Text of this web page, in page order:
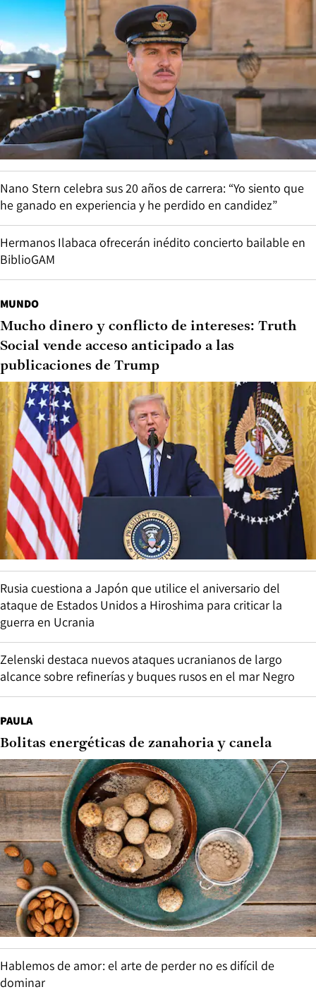
Nano Stern celebra sus 20 años de carrera: “Yo siento que
he ganado en experiencia y he perdido en candidez”
Hermanos Ilabaca ofrecerán inédito concierto bailable en
BiblioGAM
MUNDO
Mucho dinero y conflicto de intereses: Truth
Social vende acceso anticipado a las
publicaciones de Trump
Rusia cuestiona a Japón que utilice el aniversario del
ataque de Estados Unidos a Hiroshima para criticar la
guerra en Ucrania
Zelenski destaca nuevos ataques ucranianos de largo
alcance sobre refinerías y buques rusos en el mar Negro
PAULA
Bolitas energéticas de zanahoria y canela
Hablemos de amor: el arte de perder no es difícil de
dominar